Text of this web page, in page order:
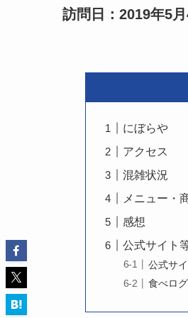
訪問日：2019年5
にぼらや
アクセス
混雑状況
メニュー・
感想
公式サイト
公式サ
食べログ